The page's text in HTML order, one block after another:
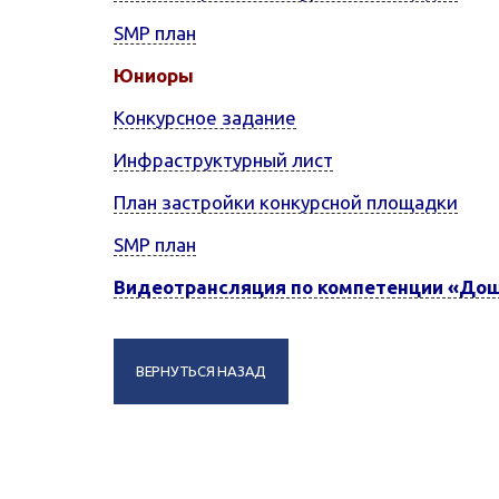
SMP план
Юниоры
Конкурсное задание
Инфраструктурный лист
План застройки конкурсной площадки
SMP план
Видеотрансляция по компетенции
ВЕРНУТЬСЯ НАЗАД